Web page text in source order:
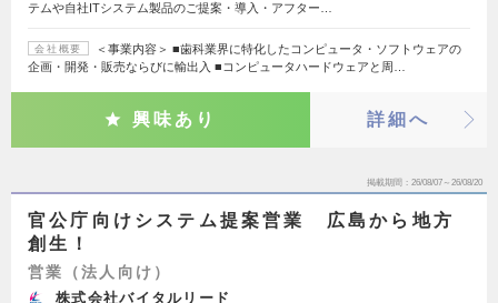
テムや自社ITシステム製品のご提案・導入・アフター…
会社概要
＜事業内容＞ ■歯科業界に特化したコンピュータ・ソフトウェアの
企画・開発・販売ならびに輸出入 ■コンピュータハードウェアと周…
興味あり 詳細へ
掲載期間 26/08/07～26/08/20
官公庁向けシステム提案営業 広島から地方
創生！
営業（法人向け）
株式会社バイタルリード